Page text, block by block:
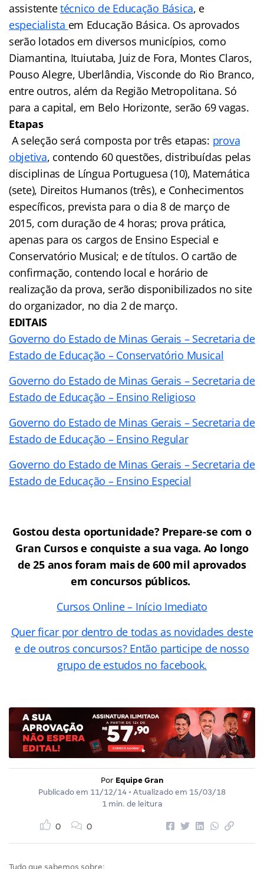
assistentetécnico de Educação Básica, e
especialista em Educação Básica. Os aprovados
serão lotados em diversos municípios, como
Diamantina, Ituiutaba, Juiz de Fora, Montes Claros,
Pouso Alegre, Uberlândia, Visconde do Rio Branco,
entre outros, além da Região Metropolitana. Só
para a capital, em Belo Horizonte, serão 69 vagas.
Etapas
A seleção será composta por três etapas: prova
objetiva, contendo 60 questões, distribuídas pelas
disciplinas de Língua Portuguesa (10), Matemática
(sete), Direitos Humanos (três), e Conhecimentos
específicos, prevista para o dia 8 de março de
2015, com duração de 4 horas; prova prática,
apenas para os cargos de Ensino Especial e
Conservatório Musical; e de títulos. O cartão de
confirmação, contendo local e horário de
realização da prova, serão disponibilizados no site
do organizador, no dia 2 de março.
EDITAIS
Governo do Estado de Minas Gerais – Secretaria de
Estado de Educação – Conservatório Musical
Governo do Estado de Minas Gerais – Secretaria de
Estado de Educação – Ensino Religioso
Governo do Estado de Minas Gerais – Secretaria de
Estado de Educação – Ensino Regular
Governo do Estado de Minas Gerais – Secretaria de
Estado de Educação – Ensino Especial
Gostou desta oportunidade? Prepare-se com o
Gran Cursos e conquiste a sua vaga. Ao longo
de 25 anos foram mais de 600 mil aprovados
em concursos públicos.
Cursos Online – Início Imediato
Quer ficar por dentro de todas as novidades deste
e de outros concursos? Então participe de nosso
grupo de estudos no facebook.
Por Equipe Gran
Publicado em 11/12/14 • Atualizado em 15/03/18
1 min. de leitura
0 0
Tudo que sabemos sobre: